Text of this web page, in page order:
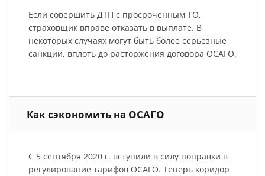
Если совершить ДТП с просроченным ТО,
страховщик вправе отказать в выплате. В
некоторых случаях могут быть более серьезные
санкции, вплоть до расторжения договора ОСАГО.
Как сэкономить на ОСАГО
С 5 сентября 2020 г. вступили в силу поправки в
регулирование тарифов ОСАГО. Теперь коридор